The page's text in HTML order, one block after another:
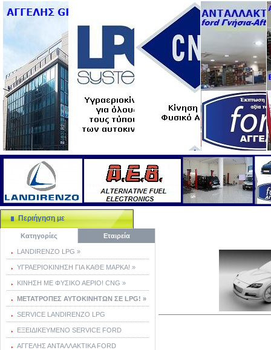
Περιήγηση με
Κατηγορίες Εταιρεία
LANDIRENZO LPG »
ΥΓΡΑΕΡΙΟΚΙΝΗΣΗ ΓΙΑ ΚΑΘΕ ΜΑΡΚΑ! »
ΚΙΝΗΣΗ ΜΕ ΦΥΣΙΚΟ ΑΕΡΙΟ! CNG »
ΜΕΤΑΤΡΟΠΕΣ ΑΥΤΟΚΙΝΗΤΩΝ ΣΕ LPG! »
SERVICE LANDIRENZO LPG
ΕΞΕΙΔΙΚΕΥΜΕΝΟ SERVICE FORD
ΑΓΓΕΛΗΣ ΑΝΤΑΛΛΑΚΤΙΚΑ FORD